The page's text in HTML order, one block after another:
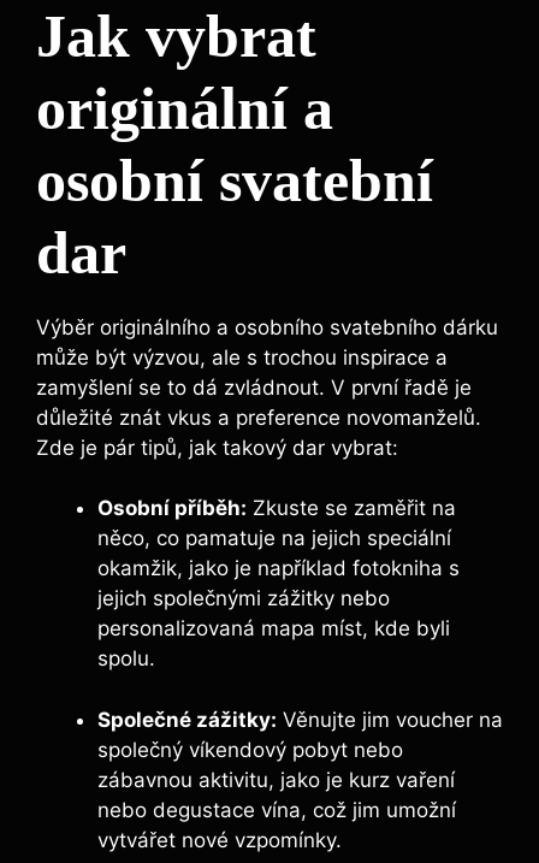
Jak vybrat
originální a
osobní svatební
dar
Výběr originálního a osobního svatebního dárku
může být výzvou, ale s trochou inspirace a
zamyšlení se to dá zvládnout. V první řadě je
důležité znát vkus a preference novomanželů.
Zde je pár tipů, jak takový dar vybrat:
Osobní příběh: Zkuste se zaměřit na
něco, co pamatuje na jejich speciální
okamžik, jako je například fotokniha s
jejich společnými zážitky nebo
personalizovaná mapa míst, kde byli
spolu.
Společné zážitky: Věnujte jim voucher na
společný víkendový pobyt nebo
zábavnou aktivitu, jako je kurz vaření
nebo degustace vína, což jim umožní
vytvářet nové vzpomínky.